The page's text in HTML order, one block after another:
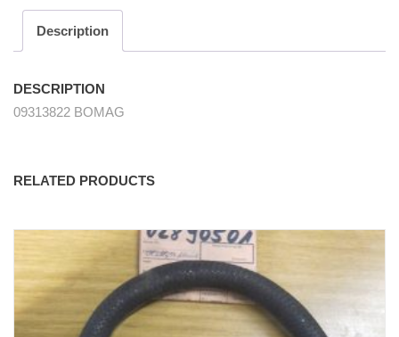
Description
DESCRIPTION
09313822 BOMAG
RELATED PRODUCTS